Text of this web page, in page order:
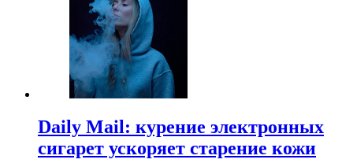
Daily Mail: курение электронных
сигарет ускоряет старение кожи